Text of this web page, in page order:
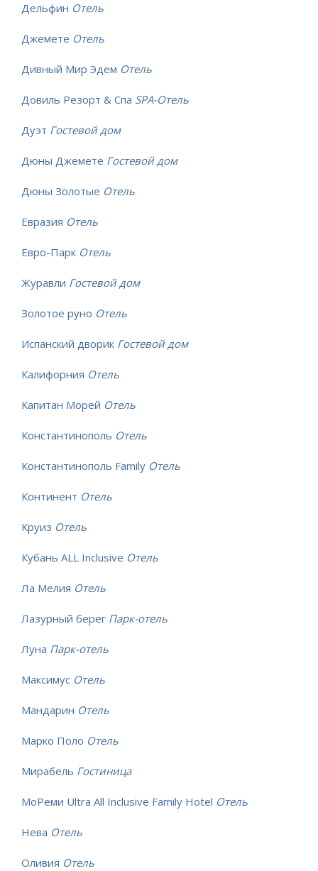
Дельфин Отель
Джемете Отель
Дивный Мир Эдем Отель
Довиль Резорт & Спа SPA-Отель
Дуэт Гостевой дом
Дюны Джемете Гостевой дом
Дюны Золотые Отель
Евразия Отель
Евро-Парк Отель
Журавли Гостевой дом
Золотое руно Отель
Испанский дворик Гостевой дом
Калифорния Отель
Капитан Морей Отель
Константинополь Отель
Константинополь Family Отель
Континент Отель
Круиз Отель
Кубань ALL Inclusive Отель
Ла Мелия Отель
Лазурный берег Парк-отель
Луна Парк-отель
Максимус Отель
Мандарин Отель
Марко Поло Отель
Мирабель Гостиница
МоРеми Ultra All Inclusive Family Hotel Отель
Нева Отель
Оливия Отель